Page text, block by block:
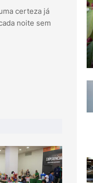
certeza já
noite sem